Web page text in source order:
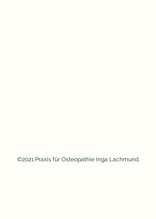
©2021 Praxis für Osteopathie Inga Lachmund.